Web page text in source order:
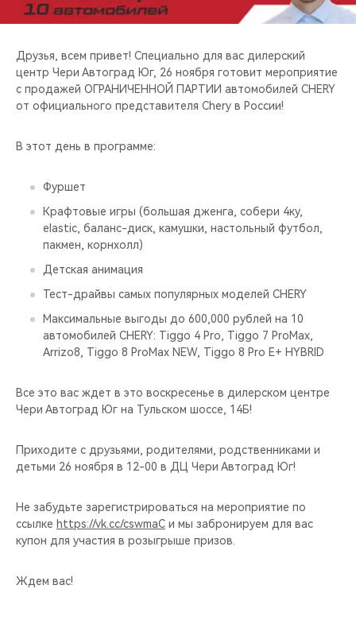
НАШИ МЕРОПРИЯТИЯ
Друзья, всем привет! Специально для вас дилерский
центр Чери Автоград Юг, 26 ноября готовит мероприятие
с продажей ОГРАНИЧЕННОЙ ПАРТИИ автомобилей CHERY
от официального представителя Chery в России!
В этот день в программе:
Фуршет
Крафтовые игры (большая дженга, собери 4ку,
elastic, баланс-диск, камушки, настольный футбол,
пакмен, корнхолл)
Детская анимация
Тест-драйвы самых популярных моделей CHERY
Максимальные выгоды до 600,000 рублей на 10
автомобилей CHERY: Tiggo 4 Pro, Tiggo 7 ProMax,
Arrizo8, Tiggo 8 ProMax NEW, Tiggo 8 Pro E+ HYBRID
Все это вас ждет в это воскресенье в дилерском центре
Чери Автоград Юг на Тульском шоссе, 14Б!
Приходите с друзьями, родителями, родственниками и
детьми 26 ноября в 12-00 в ДЦ Чери Автоград Юг!
Не забудьте зарегистрироваться на мероприятие по
ссылке https://vk.cc/cswmaC и мы забронируем для вас
купон для участия в розыгрыше призов.
Ждем вас!